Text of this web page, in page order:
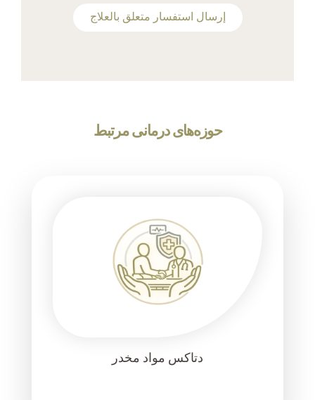
‫إرسال استفسار متعلق بالعلاج
حوزه‌های درمانی مرتبط
دتاکس مواد مخدر